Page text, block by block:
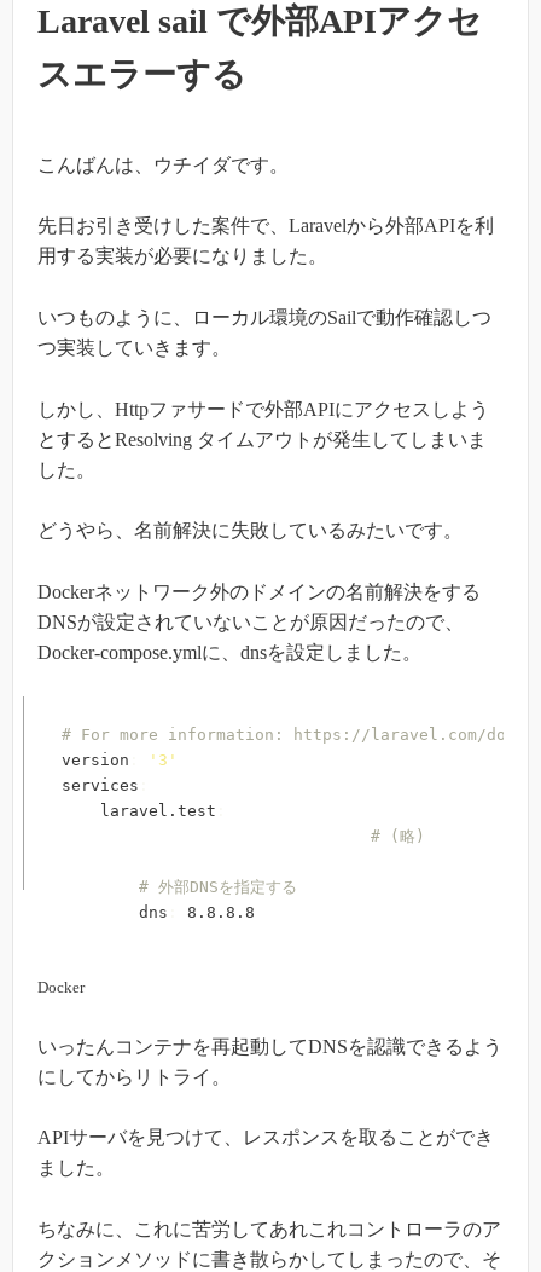
Laravel sail で外部APIアクセ
スエラーする
こんばんは、ウチイダです。
先日お引き受けした案件で、Laravelから外部APIを利
用する実装が必要になりました。
いつものように、ローカル環境のSailで動作確認しつ
つ実装していきます。
しかし、Httpファサードで外部APIにアクセスしよう
とするとResolving タイムアウトが発生してしまいま
した。
どうやら、名前解決に失敗しているみたいです。
Dockerネットワーク外のドメインの名前解決をする
DNSが設定されていないことが原因だったので、
Docker-compose.ymlに、dnsを設定しました。
# For more information: https://laravel.com/
version
'3'
services
    laravel.test
# (略)
# 外部DNSを指定する
        dns
8.8.8.8
Docker
いったんコンテナを再起動してDNSを認識できるよう
にしてからリトライ。
APIサーバを見つけて、レスポンスを取ることができ
ました。
ちなみに、これに苦労してあれこれコントローラのア
クションメソッドに書き散らかしてしまったので、そ